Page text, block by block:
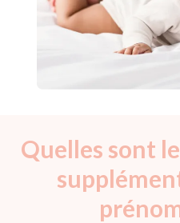
Quelles sont